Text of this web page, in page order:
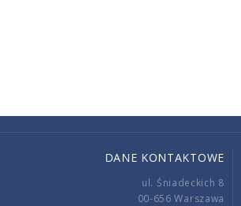
DANE KONTAKTOWE
ul. Śniadeckich 8
00-656 Warszawa